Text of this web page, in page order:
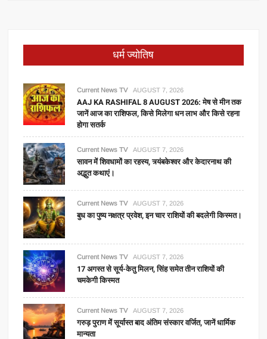
धर्म ज्योतिष
Current News TV AUGUST 7, 2026
AAJ KA RASHIFAL 8 AUGUST 2026: मेष से मीन तक
जानें आज का राशिफल, किसे मिलेगा धन लाभ और किसे रहना
होगा सतर्क
Current News TV AUGUST 7, 2026
सावन में शिवधामों का रहस्य, त्र्यंबकेश्वर और केदारनाथ की
अद्भुत कथाएं।
Current News TV AUGUST 7, 2026
बुध का पुष्य नक्षत्र प्रवेश, इन चार राशियों की बदलेगी किस्मत।
Current News TV AUGUST 7, 2026
17 अगस्त से सूर्य-केतु मिलन, सिंह समेत तीन राशियों की
चमकेगी किस्मत
Current News TV AUGUST 7, 2026
गरुड़ पुराण में सूर्यास्त बाद अंतिम संस्कार वर्जित, जानें धार्मिक
मान्यता